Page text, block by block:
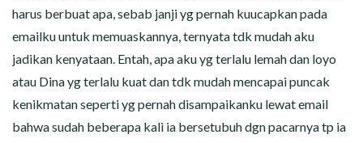
harus berbuat apa, sebab janji yg pernah kuucapkan pada
emailku untuk memuaskannya, ternyata tdk mudah aku
jadikan kenyataan. Entah, apa aku yg terlalu lemah dan loyo
atau Dina yg terlalu kuat dan tdk mudah mencapai puncak
kenikmatan seperti yg pernah disampaikanku lewat email
bahwa sudah beberapa kali ia bersetubuh dgn pacarnya tp ia